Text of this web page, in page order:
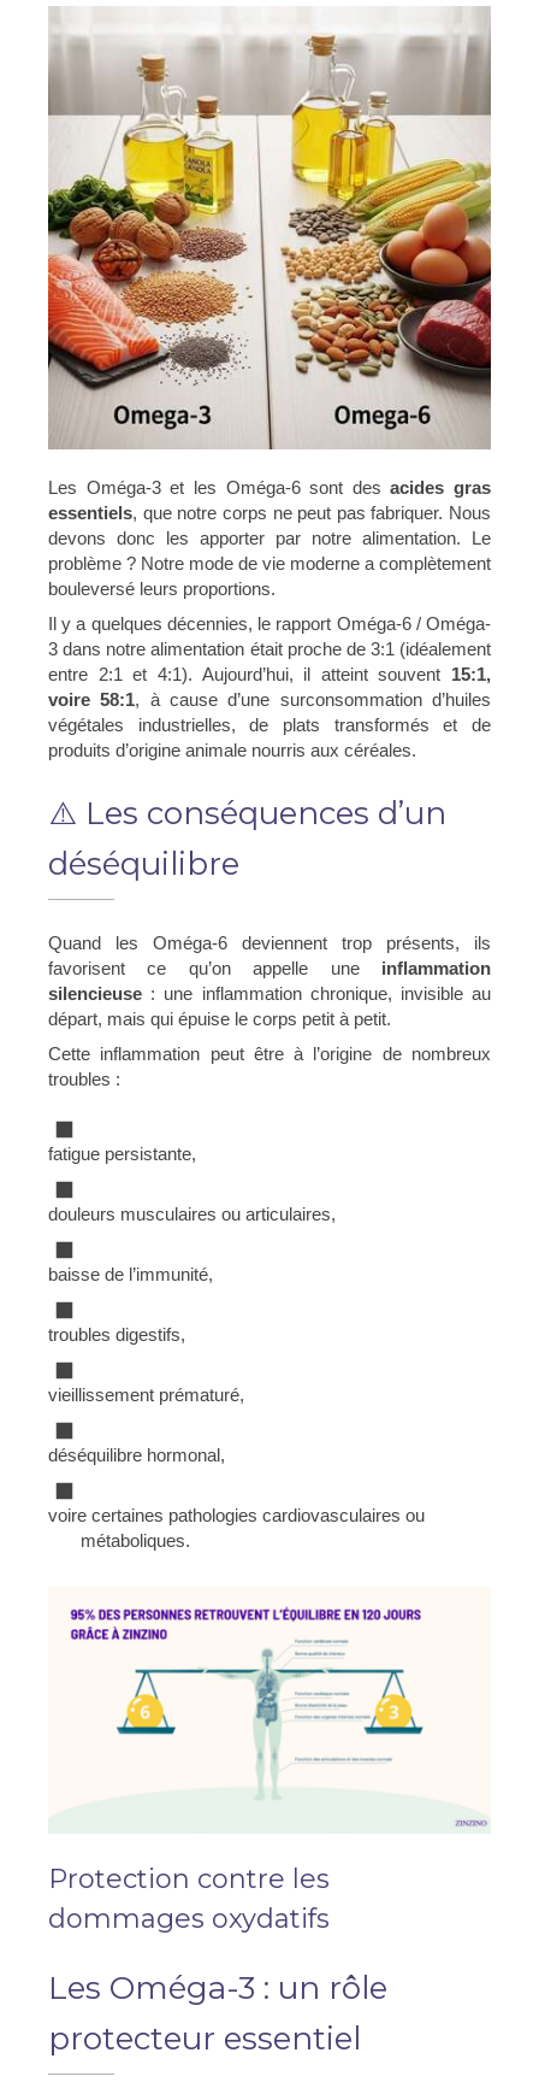
Les Oméga-3 et les Oméga-6 sont desacides gras
essentiels, que notre corps ne peut pas fabriquer. Nous
devons donc les apporter par notre alimentation. Le
problème ? Notre mode de vie moderne a complètement
bouleversé leurs proportions.
Il y a quelques décennies, le rapport Oméga-6 / Oméga-
3 dans notre alimentation était proche de 3:1 (idéalement
entre 2:1 et 4:1). Aujourd’hui, il atteint souvent 15:1,
voire 58:1, à cause d’une surconsommation d’huiles
végétales industrielles, de plats transformés et de
produits d’origine animale nourris aux céréales.
⚠️ Les conséquences d’un
déséquilibre
Quand les Oméga-6 deviennent trop présents, ils
favorisent ce qu’on appelle une inflammation
silencieuse : une inflammation chronique, invisible au
départ, mais qui épuise le corps petit à petit.
Cette inflammation peut être à l’origine de nombreux
troubles :
fatigue persistante,
douleurs musculaires ou articulaires,
baisse de l’immunité,
troubles digestifs,
vieillissement prématuré,
déséquilibre hormonal,
voire certaines pathologies cardiovasculaires ou
métaboliques.
Protection contre les
dommages oxydatifs
Les Oméga-3 : un rôle
protecteur essentiel